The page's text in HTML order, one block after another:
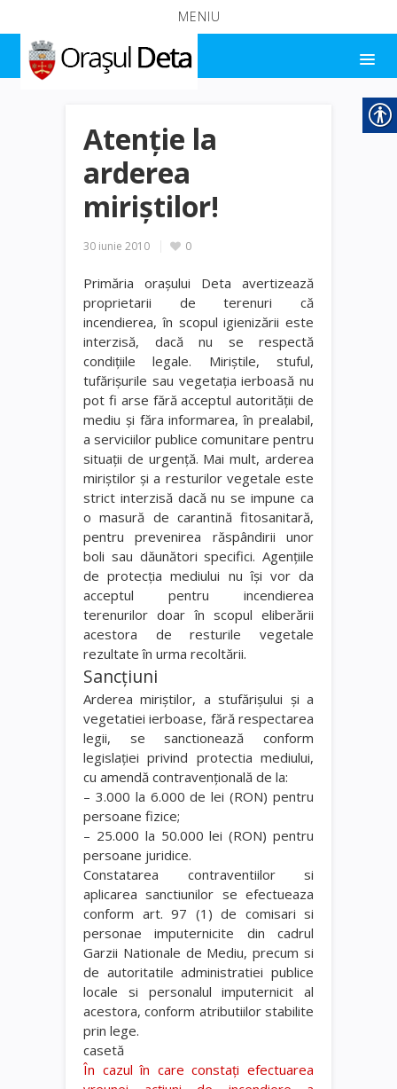
MENIU
Atenţie la
arderea
miriştilor!
30 iunie 2010 0
Primăria oraşului Deta avertizează
proprietarii de terenuri că
incendierea, în scopul igienizării este
interzisă, dacă nu se respectă
condiţiile legale. Miriştile, stuful,
tufărişurile sau vegetaţia ierboasă nu
pot fi arse fără acceptul autorităţii de
mediu şi făra informarea, în prealabil,
a serviciilor publice comunitare pentru
situaţii de urgenţă. Mai mult, arderea
miriştilor şi a resturilor vegetale este
strict interzisă dacă nu se impune ca
o masură de carantină fitosanitară,
pentru prevenirea răspândirii unor
boli sau dăunători specifici. Agenţiile
de protecţia mediului nu îşi vor da
acceptul pentru incendierea
terenurilor doar în scopul eliberării
acestora de resturile vegetale
rezultate în urma recoltării.
Sancţiuni
Arderea miriştilor, a stufărişului şi a
vegetatiei ierboase, fără respectarea
legii, se sanctionează conform
legislaţiei privind protectia mediului,
cu amendă contravenţională de la:
– 3.000 la 6.000 de lei (RON) pentru
persoane fizice;
– 25.000 la 50.000 lei (RON) pentru
persoane juridice.
Constatarea contraventiilor si
aplicarea sanctiunilor se efectueaza
conform art. 97 (1) de comisari si
personae imputernicite din cadrul
Garzii Nationale de Mediu, precum si
de autoritatile administratiei publice
locale si personalul imputernicit al
acestora, conform atributiilor stabilite
prin lege.
casetă
În cazul în care constaţi efectuarea